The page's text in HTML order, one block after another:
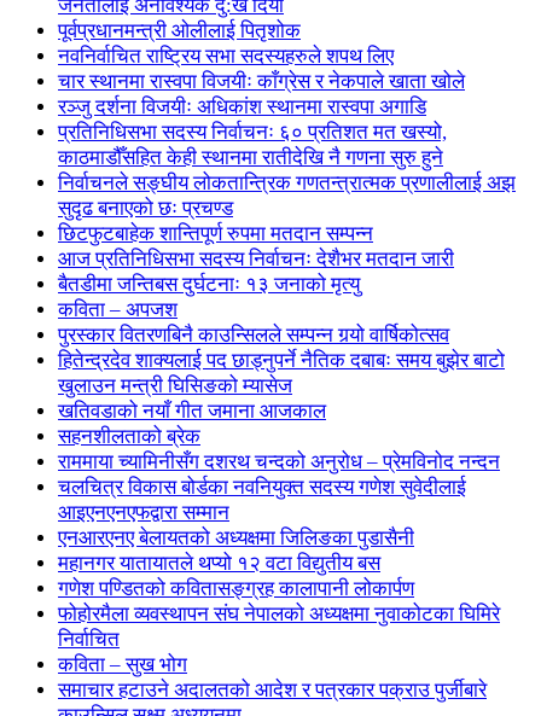
जनतालाई अनावश्यक दु:ख दियो
पूर्वप्रधानमन्त्री ओलीलाई पितृशोक
नवनिर्वाचित राष्ट्रिय सभा सदस्यहरुले शपथ लिए
चार स्थानमा रास्वपा विजयीः काँग्रेस र नेकपाले खाता खोले
रञ्जु दर्शना विजयीः अधिकांश स्थानमा रास्वपा अगाडि
प्रतिनिधिसभा सदस्य निर्वाचनः ६० प्रतिशत मत खस्यो,
काठमाडौँसहित केही स्थानमा रातीदेखि नै गणना सुरु हुने
निर्वाचनले सङ्घीय लोकतान्त्रिक गणतन्त्रात्मक प्रणालीलाई अझ
सुदृढ बनाएको छः प्रचण्ड
छिटफुटबाहेक शान्तिपूर्ण रुपमा मतदान सम्पन्न
आज प्रतिनिधिसभा सदस्य निर्वाचनः देशैभर मतदान जारी
बैतडीमा जन्तिबस दुर्घटनाः १३ जनाको मृत्यु
कविता – अपजश
पुरस्कार वितरणबिनै काउन्सिलले सम्पन्न गर्‍यो वार्षिकोत्सव
हितेन्द्रदेव शाक्यलाई पद छाड्नुपर्ने नैतिक दबाबः समय बुझेर बाटो
खुलाउन मन्त्री घिसिङको म्यासेज
खतिवडाको नयाँ गीत जमाना आजकाल
सहनशीलताको ब्रेक
राममाया च्यामिनीसँग दशरथ चन्दको अनुरोध – प्रेमविनोद नन्दन
चलचित्र विकास बोर्डका नवनियुक्त सदस्य गणेश सुवेदीलाई
आइएनएनएफद्वारा सम्मान
एनआरएनए बेलायतको अध्यक्षमा जिलिङका पुडासैनी
महानगर यातायातले थप्यो १२ वटा विद्युतीय बस
गणेश पण्डितको कवितासङ्ग्रह कालापानी लोकार्पण
फोहोरमैला व्यवस्थापन संघ नेपालको अध्यक्षमा नुवाकोटका घिमिरे
निर्वाचित
कविता – सुख भोग
समाचार हटाउने अदालतको आदेश र पत्रकार पक्राउ पुर्जीबारे